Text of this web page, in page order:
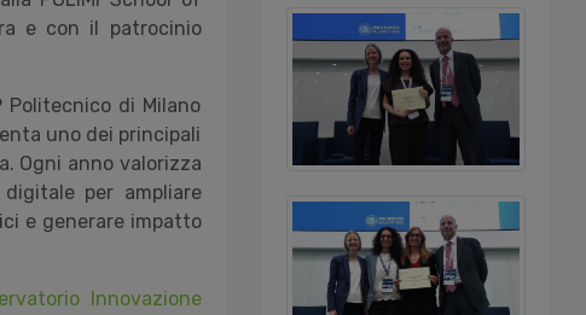
e con il patrocinio
Politecnico di Milano
uno dei principali
Ogni anno valorizza
per ampliare
e generare impatto
Innovazione